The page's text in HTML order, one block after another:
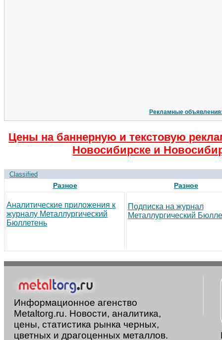
Рекламные
Цены на баннерную и текстовую
Новосибирске и
Classified
Разное
Аналитические приложения к
журналу Металлургический
Бюллетень
Разное
Подписка на журнал
Металлургический
Информационное агенство
Metaltorg.ru. Новости, аналитика,
цены, статистика рынка черных,
цветных и драгоценных металлов.